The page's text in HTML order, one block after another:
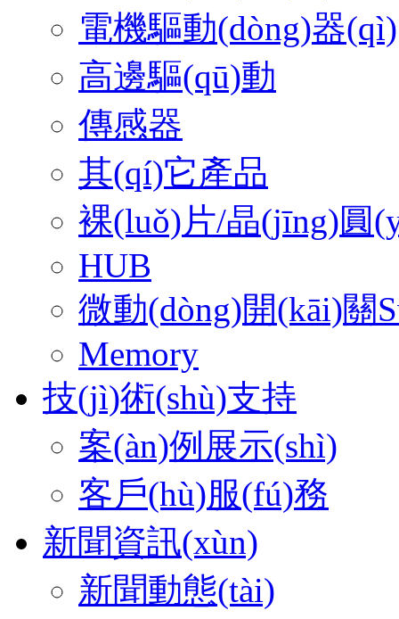
電機驅動(dòng)器(qì)
高邊驅(qū)動
傳感器
其(qí)它產品
裸(luǒ)片/晶(jīng)圓
HUB
微動(dòng)開(kāi)關
Memory
技(jì)術(shù)支持
案(àn)例展示(shì)
客戶(hù)服(fú)務
新聞資訊(xùn)
新聞動態(tài)